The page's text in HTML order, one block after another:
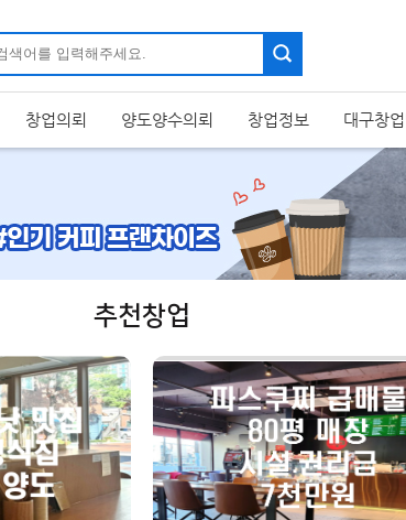
창업의뢰 양도양수의뢰 창업정보 대구창
추천창업